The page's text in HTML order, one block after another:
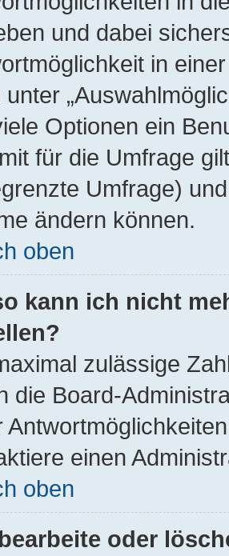
und dabei
in
unter
Optionen ein
für die Umfrage
Umfrage)
ändern können.
oben
kann ich nicht
zulässige
die Board-
einen
oben
oder